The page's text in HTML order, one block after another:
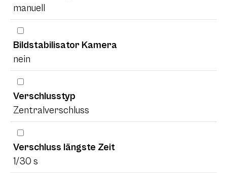
manuell
Bildstabilisator Kamera
nein
Verschlusstyp
Zentralverschluss
Verschluss längste Zeit
1/30 s